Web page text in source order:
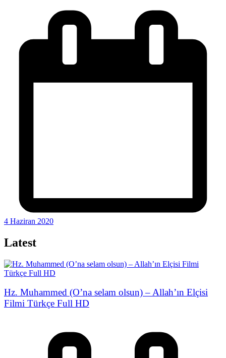
4 Haziran 2020
Latest
Hz. Muhammed (O’na selam olsun) – Allah’ın Elçisi
Filmi Türkçe Full HD